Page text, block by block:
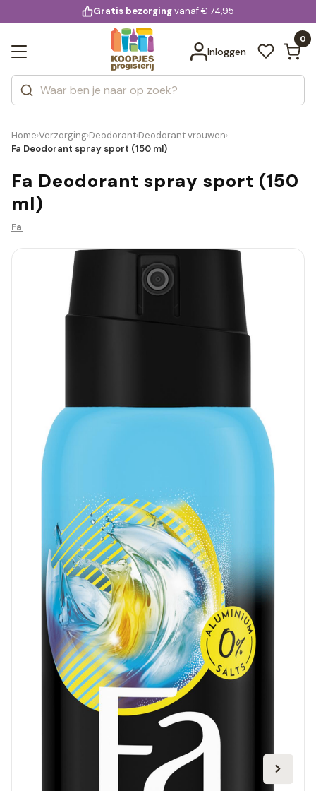
voor 20:00 uur besteld
Gratis bezorgingvanaf € 74,95
Inloggen
0
Zoeken
Categorieën
Merken
Bekijk alle resultaten
Home›Verzorging›Deodorant›Deodorant vrouwen›
Fa Deodorant spray sport (150 ml)
Fa Deodorant spray sport (150
ml)
Fa